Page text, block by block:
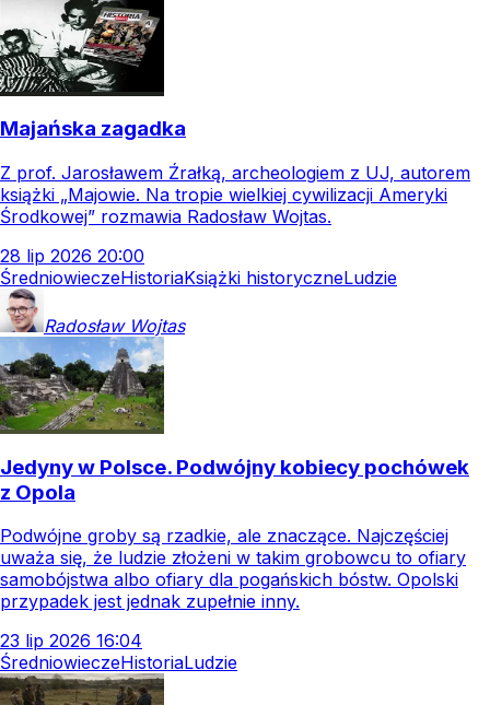
Majańska zagadka
Z prof. Jarosławem Źrałką, archeologiem z UJ, autorem
książki „Majowie. Na tropie wielkiej cywilizacji Ameryki
Środkowej” rozmawia Radosław Wojtas.
28 lip 2026 20:00
ŚredniowieczeHistoriaKsiążki historyczneLudzie
Radosław Wojtas
Jedyny w Polsce. Podwójny kobiecy pochówek
z Opola
Podwójne groby są rzadkie, ale znaczące. Najczęściej
uważa się, że ludzie złożeni w takim grobowcu to ofiary
samobójstwa albo ofiary dla pogańskich bóstw. Opolski
przypadek jest jednak zupełnie inny.
23 lip 2026 16:04
ŚredniowieczeHistoriaLudzie